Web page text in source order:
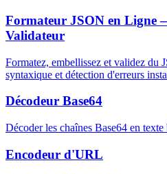
Formateur JSON en Ligne
Validateur
Formatez, embellissez et validez
syntaxique et détection d'erreurs
Décodeur Base64
Décoder les chaînes Base64 en
Encodeur d'URL